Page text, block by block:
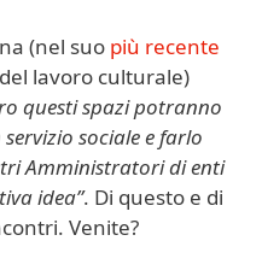
(nel suo più recente
lavoro culturale)
questi spazi potranno
sociale e farlo
Amministratori di enti
idea”. Di questo e di
Venite?